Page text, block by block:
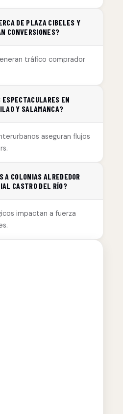
DE PLAZA CIBELES Y
CONVERSIONES?
tráfico comprador
EN
Y SALAMANCA?
aseguran flujos
A COLONIAS ALREDEDOR
CASTRO DEL RÍO?
impactan a fuerza